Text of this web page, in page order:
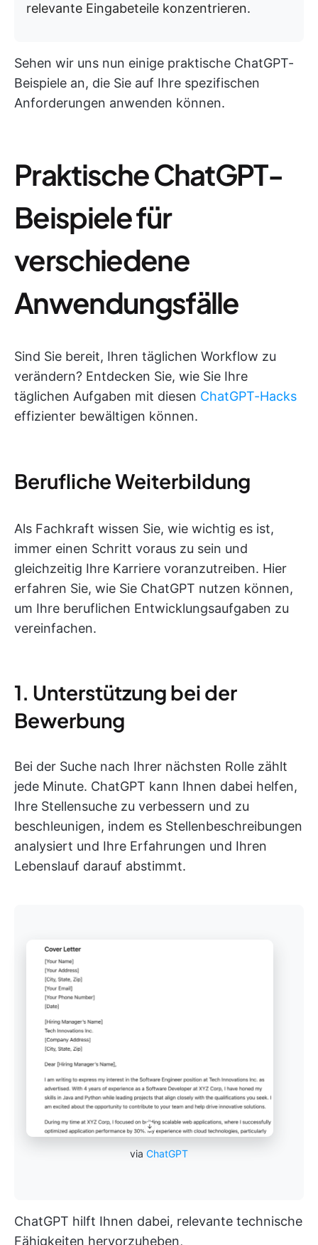
relevante Eingabeteile konzentrieren.
Sehen wir uns nun einige praktische ChatGPT-
Beispiele an, die Sie auf Ihre spezifischen
Anforderungen anwenden können.
Praktische ChatGPT-
Beispiele für
verschiedene
Anwendungsfälle
Sind Sie bereit, Ihren täglichen Workflow zu
verändern? Entdecken Sie, wie Sie Ihre
täglichen Aufgaben mit diesen ChatGPT-Hacks
effizienter bewältigen können.
Berufliche Weiterbildung
Als Fachkraft wissen Sie, wie wichtig es ist,
immer einen Schritt voraus zu sein und
gleichzeitig Ihre Karriere voranzutreiben. Hier
erfahren Sie, wie Sie ChatGPT nutzen können,
um Ihre beruflichen Entwicklungsaufgaben zu
vereinfachen.
1. Unterstützung bei der
Bewerbung
Bei der Suche nach Ihrer nächsten Rolle zählt
jede Minute. ChatGPT kann Ihnen dabei helfen,
Ihre Stellensuche zu verbessern und zu
beschleunigen, indem es Stellenbeschreibungen
analysiert und Ihre Erfahrungen und Ihren
Lebenslauf darauf abstimmt.
via ChatGPT
ChatGPT hilft Ihnen dabei, relevante technische
Fähigkeiten hervorzuheben,